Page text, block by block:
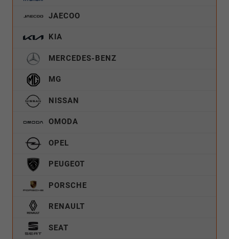
JAECOO
KIA
MERCEDES-BENZ
MG
NISSAN
OMODA
OPEL
PEUGEOT
PORSCHE
RENAULT
SEAT